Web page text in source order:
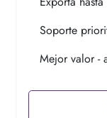
Soporte
Mejor valor -